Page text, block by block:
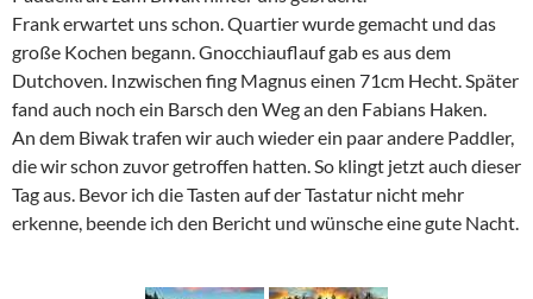
Frank erwartet uns schon. Quartier wurde gemacht und das
große Kochen begann. Gnocchiauflauf gab es aus dem
Dutchoven. Inzwischen fing Magnus einen 71cm Hecht. Später
fand auch noch ein Barsch den Weg an den Fabians Haken.
An dem Biwak trafen wir auch wieder ein paar andere Paddler,
die wir schon zuvor getroffen hatten. So klingt jetzt auch dieser
Tag aus. Bevor ich die Tasten auf der Tastatur nicht mehr
erkenne, beende ich den Bericht und wünsche eine gute Nacht.